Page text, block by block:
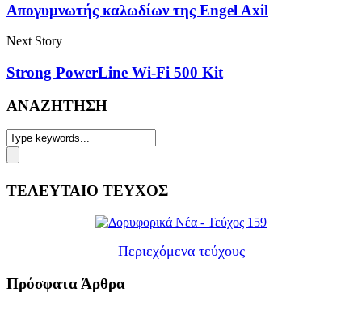
Απογυμνωτής καλωδίων της Engel Axil
Next Story
Strong PowerLine Wi-Fi 500 Kit
ΑΝΑΖΗΤΗΣΗ
ΤΕΛΕΥΤΑΙΟ ΤΕΥΧΟΣ
Περιεχόμενα τεύχους
Πρόσφατα Άρθρα